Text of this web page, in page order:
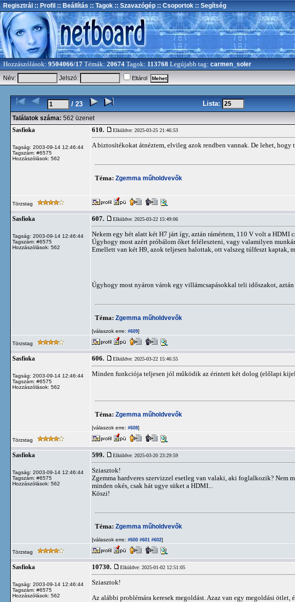
Regisztrál :: Profil :: Beállítás :: Tagok :: Szavazógép :: Csoportok :: Segítség
Hozzászólások: 9504066/17 Témák: 20674 Tagok: 113768 Legújabb tag: carmen_soler
Név: Jelszó: Eltárol
/ 23 Lista:
Találatok száma: 562 üzenet
Sasfioka
Tagság: 2003-09-14 12:46:44
Tagszám: #6575
Hozzászólások: 562
610. Elküldve: 2025-03-25 21:46:53
A biztosítékokat átnéztem, elvileg azok rendben vannak. De lehet, hogy
Téma: Zgemma műholdvevők
Törzstag
Sasfioka
Tagság: 2003-09-14 12:46:44
Tagszám: #6575
Hozzászólások: 562
607. Elküldve: 2025-03-22 15:49:06
Nekem egy hét alatt két H7 járt így, aztán rámértem, 110 V volt a HDMI
Úgyhogy most azért próbálom őket feléleszteni, vagy valamilyen
Emellett van két H9, azok teljesen halottak, ott valszeg túlfeszt kaptak,
Úgyhogy most nyáron várok egy villámcsapásokkal teli időszakot,
Téma: Zgemma műholdvevők
[válaszok erre: #609]
Törzstag
Sasfioka
Tagság: 2003-09-14 12:46:44
Tagszám: #6575
Hozzászólások: 562
606. Elküldve: 2025-03-22 15:46:55
Minden funkciója teljesen jól működik az érintett két dolog (előlapi
Téma: Zgemma műholdvevők
[válaszok erre: #608]
Törzstag
Sasfioka
Tagság: 2003-09-14 12:46:44
Tagszám: #6575
Hozzászólások: 562
599. Elküldve: 2025-03-20 23:29:59
Sziasztok!
Zgemma hardveres szervizzel esetleg van valaki, aki foglalkozik? Nem
minden okés, csak hát ugye süket a HDMI...
Köszi!
Téma: Zgemma műholdvevők
[válaszok erre: #600 #601 #602]
Törzstag
Sasfioka
Tagság: 2003-09-14 12:46:44
Tagszám: #6575
Hozzászólások: 562
10730. Elküldve: 2025-01-02 12:51:05
Sziasztok!
Az alábbi problémára keresek megoldást. Azaz van egy megoldási